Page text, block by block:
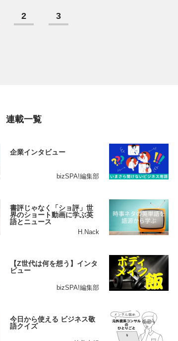
2 3
連載一覧
企業インタビュー
bizSPA!編集部
書評じゃなく「ショ評」世
界のショート動画に学ぶ英
語とニュース
H.Nack
【Z世代は何を想う】インタ
ビュー
bizSPA!編集部
今日から使える ビジネス敬
語クイズ